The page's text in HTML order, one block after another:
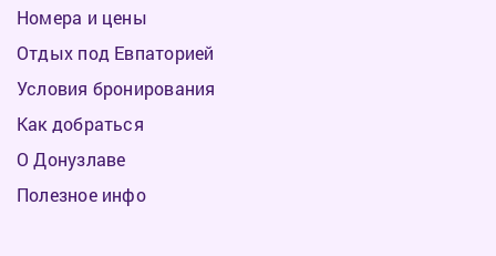
Номера и цены
Отдых под Евпаторией
Условия бронирования
Как добраться
О Донузлаве
Полезное инфо